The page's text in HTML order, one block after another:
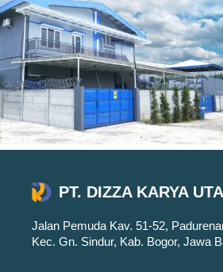
PT. DIZZA KARYA
Jalan Pemuda Kav. 51-52,
Kec. Gn. Sindur, Kab. Bogor, Jawa